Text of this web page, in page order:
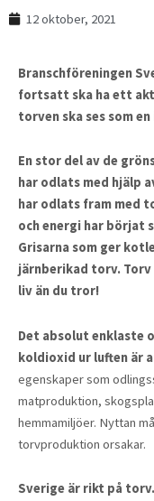
12 oktober, 2021
Branschföreningen
fortsatt ska ha ett
torven ska ses som
En stor del av de
har odlats med hjälp
har odlats fram med
och energi har börjat
Grisarna som ger
järnberikad torv.
liv än du tror!
Det absolut enklaste
koldioxid ur luften är
egenskaper som
matproduktion,
hemmamiljöer. Nyttan
torvproduktion orsakar.
Sverige är rikt på torv.